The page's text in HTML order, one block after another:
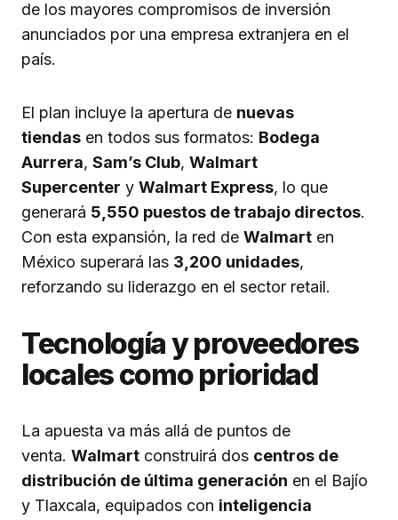
de los mayores compromisos de inversión
anunciados por una empresa extranjera en el
país.
El plan incluye la apertura de nuevas
tiendas en todos sus formatos: Bodega
Aurrera, Sam’s Club, Walmart
Supercenter y Walmart Express, lo que
generará 5,550 puestos de trabajo directos.
Con esta expansión, la red de Walmart en
México superará las 3,200 unidades,
reforzando su liderazgo en el sector retail.
Tecnología y proveedores
locales como prioridad
La apuesta va más allá de puntos de
venta. Walmart construirá dos centros de
distribución de última generación en el Bajío
y Tlaxcala, equipados con inteligencia